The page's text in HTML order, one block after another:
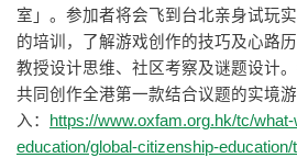
室」。参加者将会飞到台北亲身试玩
的培训，了解游戏创作的技巧及心路
教授设计思维、社区考察及谜题设计
共同创作全港第一款结合议题的实境
入：
https://www.oxfam.org.hk/tc/
education/global-citizenship-education/